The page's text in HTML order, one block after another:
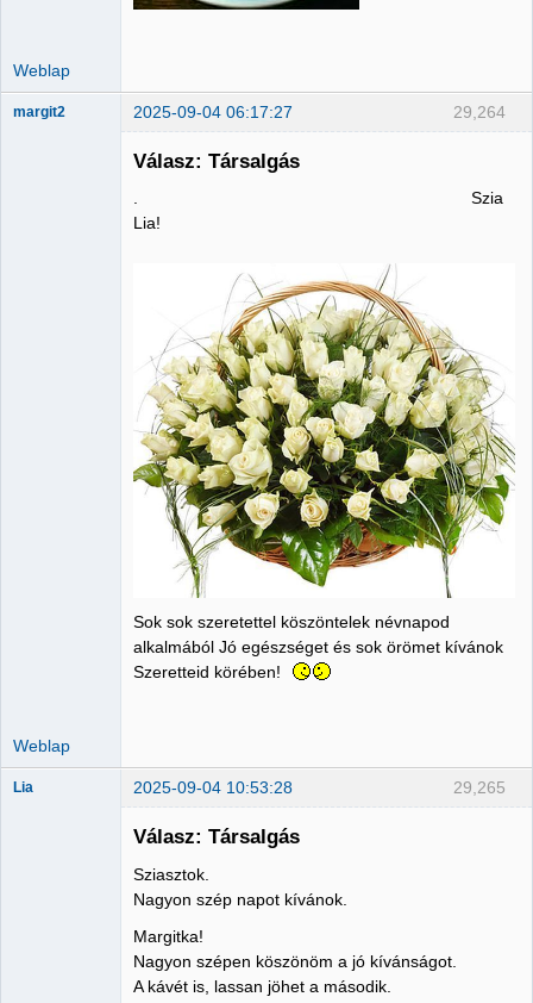
Weblap
29,264
margit2 2025-09-04 06:17:27
Válasz: Társalgás
. Szia
Lia!
Sok sok szeretettel köszöntelek névnapod
alkalmából Jó egészséget és sok örömet kívánok
Szeretteid körében!
Weblap
29,265
Lia 2025-09-04 10:53:28
Válasz: Társalgás
Sziasztok.
Nagyon szép napot kívánok.
Margitka!
Nagyon szépen köszönöm a jó kívánságot.
A kávét is, lassan jöhet a második.